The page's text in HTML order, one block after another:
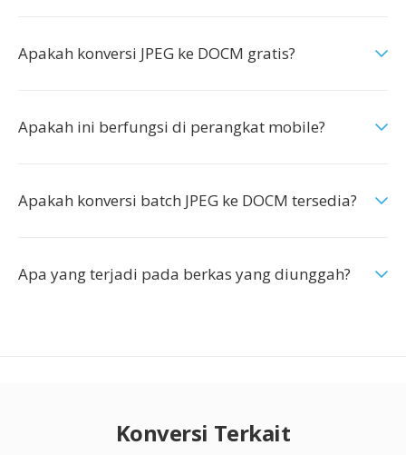
Apakah konversi JPEG ke DOCM gratis?
Apakah ini berfungsi di perangkat mobile?
Apakah konversi batch JPEG ke DOCM tersedia?
Apa yang terjadi pada berkas yang diunggah?
Konversi Terkait